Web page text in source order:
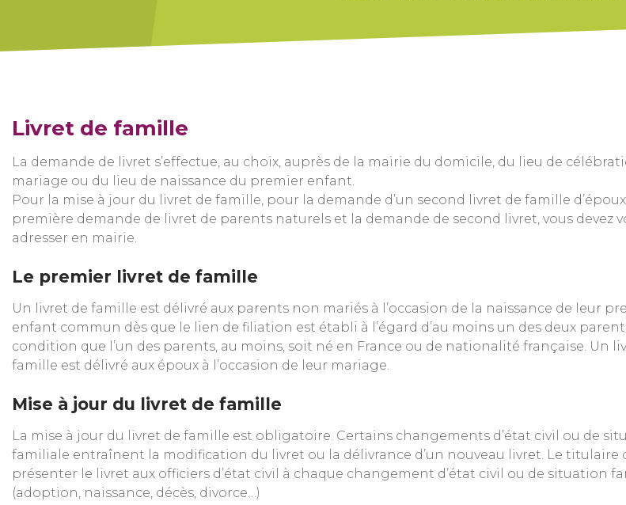
Livret de famille
La demande de livret s’effectue, au choix, auprès de la mairie du domicile, du lieu de
mariage ou du lieu de naissance du premier enfant.
Pour la mise à jour du livret de famille, pour la demande d’un second livret de famille
première demande de livret de parents naturels et la demande de second livret, vous devez
adresser en mairie.
Le premier livret de famille
Un livret de famille est délivré aux parents non mariés à l’occasion de la naissance de leur
enfant commun dès que le lien de filiation est établi à l’égard d’au moins un des deux
condition que l’un des parents, au moins, soit né en France ou de nationalité française. Un
famille est délivré aux époux à l’occasion de leur mariage.
Mise à jour du livret de famille
La mise à jour du livret de famille est obligatoire. Certains changements d’état civil ou de
familiale entraînent la modification du livret ou la délivrance d’un nouveau livret. Le titulaire
présenter le livret aux officiers d’état civil à chaque changement d’état civil ou de situation
(adoption, naissance, décès, divorce…)